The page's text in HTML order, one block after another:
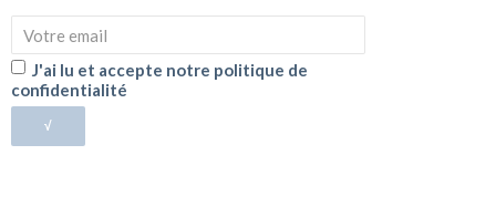
J'ai lu et accepte notre politique de
confidentialité
√